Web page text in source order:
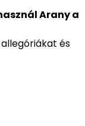
Arany a
és